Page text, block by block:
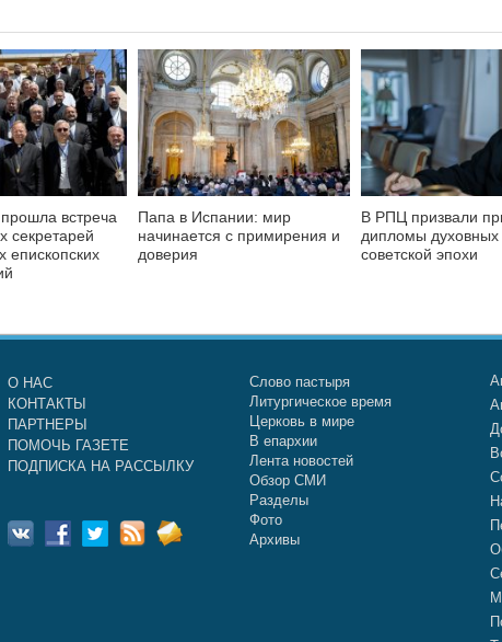
встреча
секретарей
епископских
Папа в Испании: мир
начинается с примирения и
доверия
В РПЦ призвали
дипломы духовных
советской эпохи
О НАС
КОНТАКТЫ
ПАРТНЕРЫ
ПОМОЧЬ ГАЗЕТЕ
ПОДПИСКА НА РАССЫЛКУ
Слово пастыря
Литургическое время
Церковь в мире
В епархии
Лента новостей
Обзор СМИ
Разделы
Фото
Архивы